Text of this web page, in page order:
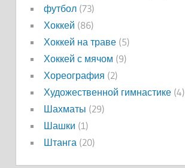
футбол(73)
Хоккей (86)
Хоккей на траве(5)
Хоккей с мячом (9)
Хореография (2)
Художественной гимнастике(4)
Шахматы (29)
Шашки (1)
Штанга (20)